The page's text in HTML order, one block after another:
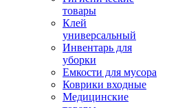
товары
Клей
универсальный
Инвентарь для
уборки
Емкости для мусора
Коврики входные
Медицинские